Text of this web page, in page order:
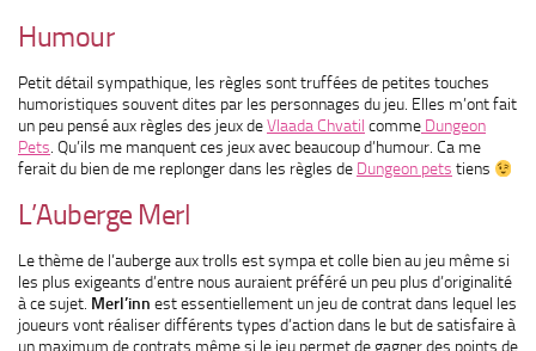
Humour
Petit détail sympathique, les règles sont truffées de petites touches
humoristiques souvent dites par les personnages du jeu. Elles m’ont fait
un peu pensé aux règles des jeux deVlaada Chvatil comme Dungeon
Pets. Qu’ils me manquent ces jeux avec beaucoup d’humour. Ca me
ferait du bien de me replonger dans les règles de Dungeon pets tiens
L’Auberge Merl
Le thème de l’auberge aux trolls est sympa et colle bien au jeu même si
les plus exigeants d’entre nous auraient préféré un peu plus d’originalité
à ce sujet. Merl’inn est essentiellement un jeu de contrat dans lequel les
joueurs vont réaliser différents types d’action dans le but de satisfaire à
un maximum de contrats même si le jeu permet de gagner des points de